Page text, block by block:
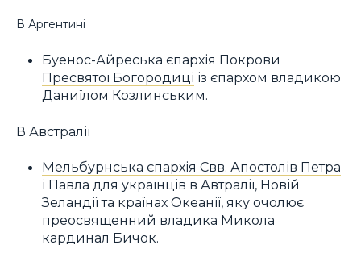
В Аргентині
Буенос-Айреська єпархія Покрови
Пресвятої Богородиці із єпархом владикою
Даниїлом Козлинським.
В Австралії
Мельбурнська єпархія Свв. Апостолів Петра
і Павла для українців в Автралії, Новій
Зеландії та країнах Океанії, яку очолює
преосвященний владика Микола
кардинал Бичок.